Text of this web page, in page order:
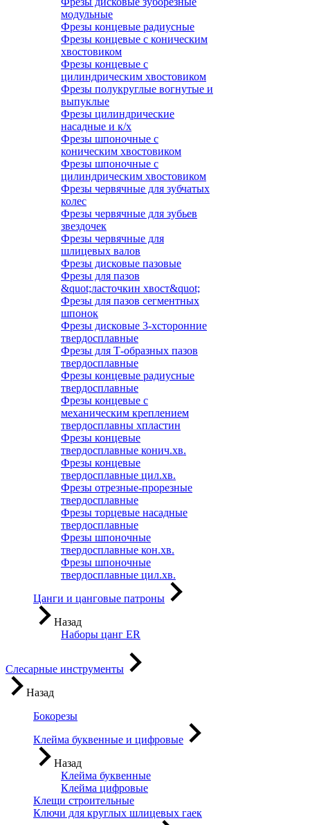
модульные
Фрезы концевые радиусные
Фрезы концевые с коническим
хвостовиком
Фрезы концевые с
цилиндрическим хвостовиком
Фрезы полукруглые вогнутые и
выпуклые
Фрезы цилиндрические
насадные и к/х
Фрезы шпоночные с
коническим хвостовиком
Фрезы шпоночные с
цилиндрическим хвостовиком
Фрезы червячные для зубчатых
колес
Фрезы червячные для зубьев
звездочек
Фрезы червячные для
шлицевых валов
Фрезы дисковые пазовые
Фрезы для пазов
&quot;ласточкин хвост&quot;
Фрезы для пазов сегментных
шпонок
Фрезы дисковые 3-хсторонние
твердосплавные
Фрезы для Т-образных пазов
твердосплавные
Фрезы концевые радиусные
твердосплавные
Фрезы концевые с
механическим креплением
твердосплавны хпластин
Фрезы концевые
твердосплавные конич.хв.
Фрезы концевые
твердосплавные цил.хв.
Фрезы отрезные-прорезные
твердосплавные
Фрезы торцевые насадные
твердосплавные
Фрезы шпоночные
твердосплавные кон.хв.
Фрезы шпоночные
твердосплавные цил.хв.
Цанги и цанговые патроны
Назад
Наборы цанг ER
Слесарные инструменты
Назад
Бокорезы
Клейма буквенные и цифровые
Назад
Клейма буквенные
Клейма цифровые
Клещи строительные
Ключи для круглых шлицевых гаек